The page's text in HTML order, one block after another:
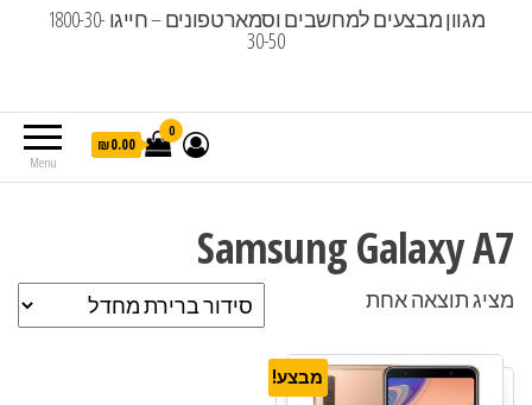
מגוון מבצעים למחשבים וסמארטפונים – חייגו 1800-30-
30-50
Menu
0
₪0.00
Samsung Galaxy A7
מציג תוצאה אחת
מבצע!